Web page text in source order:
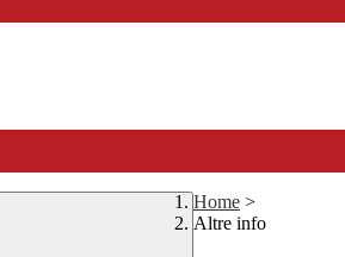
Home >
Altre info